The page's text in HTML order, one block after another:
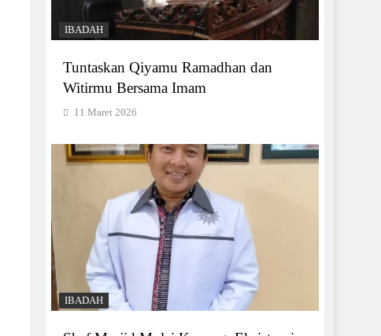
IBADAH
Tuntaskan Qiyamu Ramadhan dan
Witirmu Bersama Imam
11 Maret 2026
IBADAH